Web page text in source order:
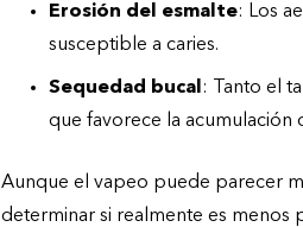
Erosión del esmalte: Los
susceptible a caries.
Sequedad bucal : Tanto el
que favorece la acumulación
Aunque el vapeo puede parecer
determinar si realmente es menos